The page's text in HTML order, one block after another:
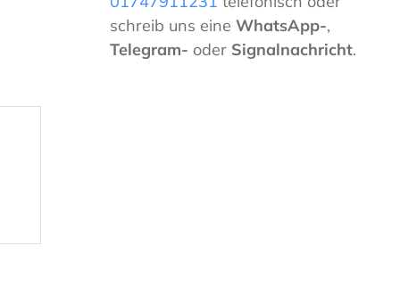
schreib uns eine WhatsApp-,
Telegram- oder Signalnachricht.